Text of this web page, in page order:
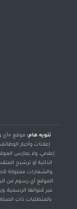
تنويه هام: موقع «أي
إعلانات وأخبار
إعلامي، ولا يمارس
الذاتية أو ترشيح
والشعارات مملوكة
الموقع أي رسوم من
عبر قنواتها الرسمية،
بالمتطلبات ذات